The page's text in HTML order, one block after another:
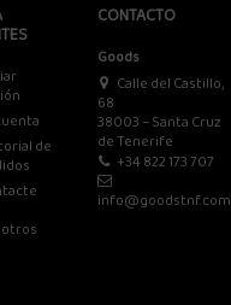
de
CONTACTO
Goods
Calle del Castillo,
68
38003 – Santa Cruz
de Tenerife
+34 822 173 707
info@goodstnf.com